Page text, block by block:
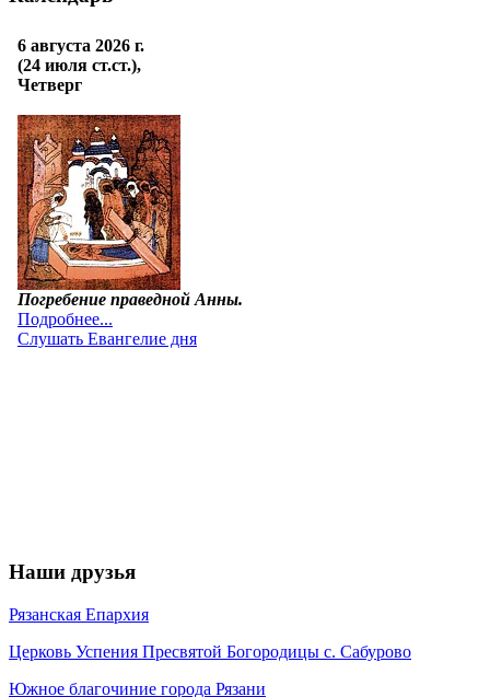
Наши друзья
Рязанская Епархия
Церковь Успения Пресвятой Богородицы с. Сабурово
Южное благочиние города Рязани